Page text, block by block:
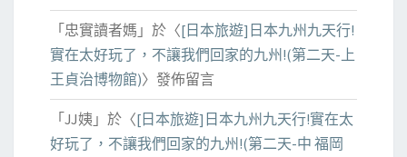
「忠實讀者媽 」於〈[日本旅遊]日本九州九天行!
實在太好玩了，不讓我們回家的九州!(第二天-上
王貞治博物館)〉發佈留言
「JJ姨 」於〈[日本旅遊]日本九州九天行!實在太
好玩了，不讓我們回家的九州!(第二天-中 福岡